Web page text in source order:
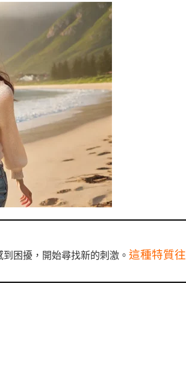
困擾，開始尋找新的刺激。 這種特質往